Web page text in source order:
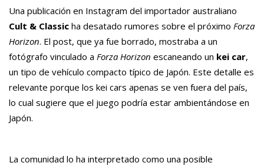
Una publicación en Instagram del importador australiano
Cult & Classic ha desatado rumores sobre el próximo Forza
Horizon. El post, que ya fue borrado, mostraba a un
fotógrafo vinculado a Forza Horizon escaneando un kei car,
un tipo de vehículo compacto típico de Japón. Este detalle es
relevante porque los kei cars apenas se ven fuera del país,
lo cual sugiere que el juego podría estar ambientándose en
Japón.
La comunidad lo ha interpretado como una posible